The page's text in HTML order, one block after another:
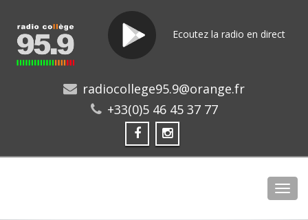
Ecoutez la radio en direct
radiocollege95.9@orange.fr
+33(0)5 46 45 37 77